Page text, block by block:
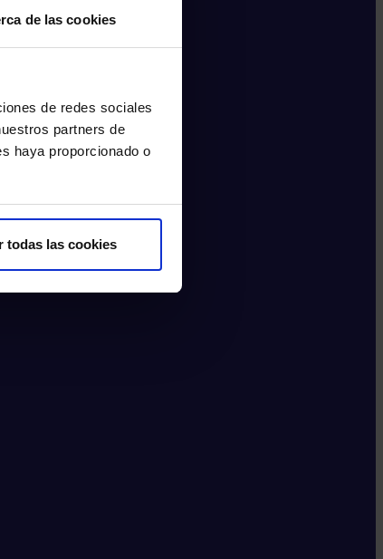
de las cookies
de redes sociales
partners de
haya proporcionado o
todas las cookies